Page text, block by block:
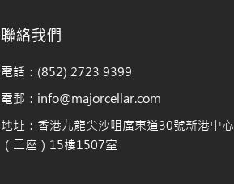
聯絡我們
電話：(852) 2723 9399
電郵：info@majorcellar.com
地址：香港九龍尖沙咀廣東道30號新港中心
（二座）15樓1507室